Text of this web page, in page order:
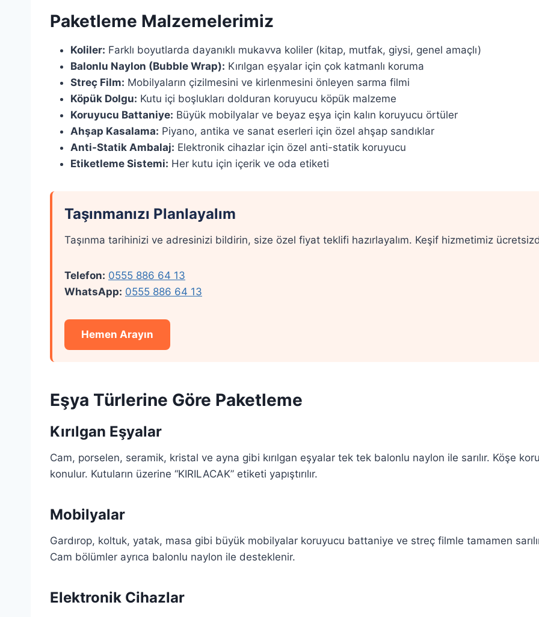
Paketleme Malzemelerimiz
Koliler: Farklı boyutlarda dayanıklı mukavva koliler (kitap, mutfak, giysi, genel amaçlı)
Balonlu Naylon (Bubble Wrap): Kırılgan eşyalar için çok katmanlı koruma
Streç Film: Mobilyaların çizilmesini ve kirlenmesini önleyen sarma filmi
Köpük Dolgu: Kutu içi boşlukları dolduran koruyucu köpük malzeme
Koruyucu Battaniye: Büyük mobilyalar ve beyaz eşya için kalın koruyucu örtüler
Ahşap Kasalama: Piyano, antika ve sanat eserleri için özel ahşap sandıklar
Anti-Statik Ambalaj: Elektronik cihazlar için özel anti-statik koruyucu
Etiketleme Sistemi: Her kutu için içerik ve oda etiketi
Taşınmanızı Planlayalım
Taşınma tarihinizi ve adresinizi bildirin, size özel fiyat teklifi hazırlayalım. Keşif hizmetimiz
Telefon: 0555 886 64 13
WhatsApp: 0555 886 64 13
Hemen Arayın
Eşya Türlerine Göre Paketleme
Kırılgan Eşyalar
Cam, porselen, seramik, kristal ve ayna gibi kırılgan eşyalar tek tek balonlu naylon ile sarılır. Köşe
konulur. Kutuların üzerine “KIRILACAK” etiketi yapıştırılır.
Mobilyalar
Gardırop, koltuk, yatak, masa gibi büyük mobilyalar koruyucu battaniye ve streç filmle tamamen
Cam bölümler ayrıca balonlu naylon ile desteklenir.
Elektronik Cihazlar